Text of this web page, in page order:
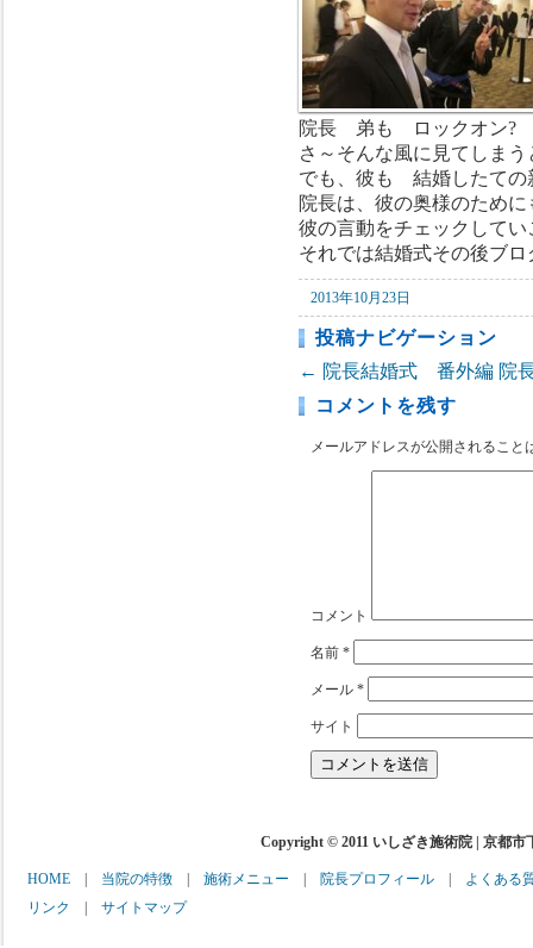
院長 弟も ロックオン?
さ～そんな風に見てしま
でも、彼も 結婚したての
院長は、彼の奥様のため
彼の言動をチェックして
それでは結婚式その後ブ
2013年10月23日
投稿ナビゲーション
← 院長結婚式 番外編 院
コメントを残す
メールアドレスが公開されること
コメント
名前 *
メール *
サイト
Copyright © 2011 いしざき施術院 | 京都
HOME 当院の特徴 施術メニュー 院長プロフィール
よくある
リンク
サイトマップ